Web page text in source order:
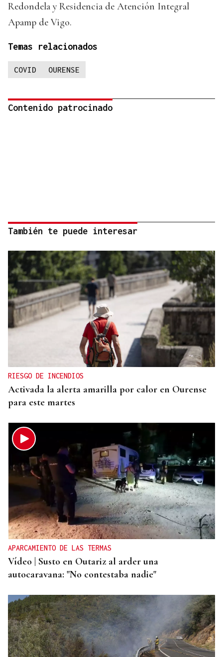
Redondela y Residencia de Atención Integral
Apamp de Vigo.
Temas relacionados
COVID OURENSE
Contenido patrocinado
También te puede interesar
RIESGO DE INCENDIOS
Activada la alerta amarilla por calor en Ourense
para este martes
APARCAMIENTO DE LAS TERMAS
Vídeo | Susto en Outariz al arder una
autocaravana: "No contestaba nadie"